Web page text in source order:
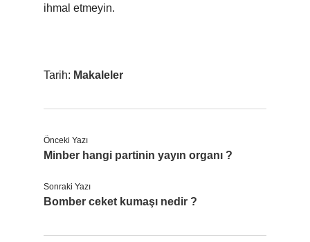
ihmal etmeyin.
Tarih: Makaleler
Önceki Yazı
Minber hangi partinin yayın organı ?
Sonraki Yazı
Bomber ceket kumaşı nedir ?